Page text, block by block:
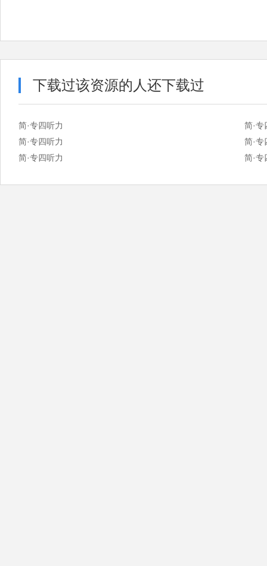
下载过该资源的人还下载过
简·专四听力
简·专
简·专四听力
简·专
简·专四听力
简·专